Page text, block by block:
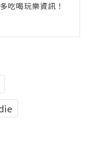
吃喝玩樂資訊！